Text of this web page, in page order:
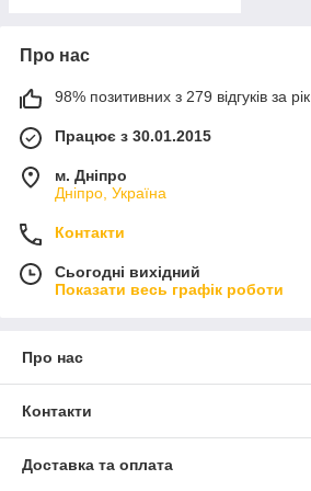
Про нас
98% позитивних з 279 відгуків за рік
Працює з 30.01.2015
м. Дніпро
Дніпро, Україна
Контакти
Сьогодні вихідний
Показати весь графік роботи
Про нас
Контакти
Доставка та оплата